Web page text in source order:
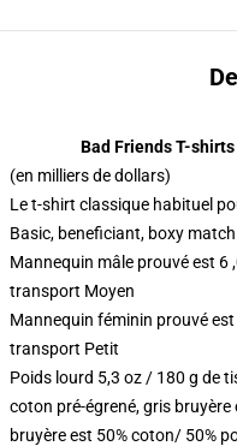
Bad Friends T-
(en milliers de dollars)
Le t-shirt classique habituel
Basic, beneficiant, boxy match
Mannequin mâle prouvé est 6
transport Moyen
Mannequin féminin prouvé est
transport Petit
Poids lourd 5,3 oz / 180 g de
coton pré-égrené, gris
bruyère est 50% coton/ 50%